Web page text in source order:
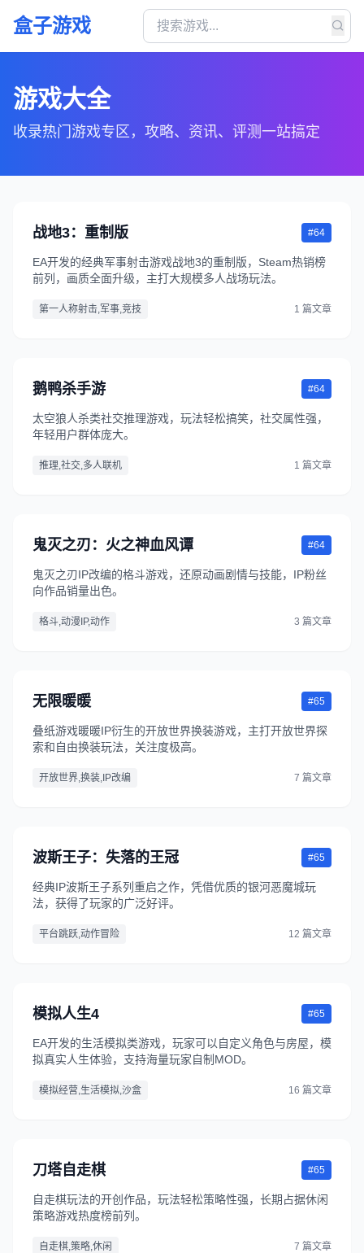
盒子游戏
游戏大全
收录热门游戏专区，攻略、资讯、评测一站搞定
战地3：重制版 #64
EA开发的经典军事射击游戏战地3的重制版，Steam热销榜
前列，画质全面升级，主打大规模多人战场玩法。
第一人称射击,军事,竞技 1 篇文章
鹅鸭杀手游 #64
太空狼人杀类社交推理游戏，玩法轻松搞笑，社交属性强，
年轻用户群体庞大。
推理,社交,多人联机 1 篇文章
鬼灭之刃：火之神血风谭 #64
鬼灭之刃IP改编的格斗游戏，还原动画剧情与技能，IP粉丝
向作品销量出色。
格斗,动漫IP,动作 3 篇文章
无限暖暖 #65
叠纸游戏暖暖IP衍生的开放世界换装游戏，主打开放世界探
索和自由换装玩法，关注度极高。
开放世界,换装,IP改编 7 篇文章
波斯王子：失落的王冠 #65
经典IP波斯王子系列重启之作，凭借优质的银河恶魔城玩
法，获得了玩家的广泛好评。
平台跳跃,动作冒险 12 篇文章
模拟人生4 #65
EA开发的生活模拟类游戏，玩家可以自定义角色与房屋，模
拟真实人生体验，支持海量玩家自制MOD。
模拟经营,生活模拟,沙盒 16 篇文章
刀塔自走棋 #65
自走棋玩法的开创作品，玩法轻松策略性强，长期占据休闲
策略游戏热度榜前列。
自走棋,策略,休闲 7 篇文章